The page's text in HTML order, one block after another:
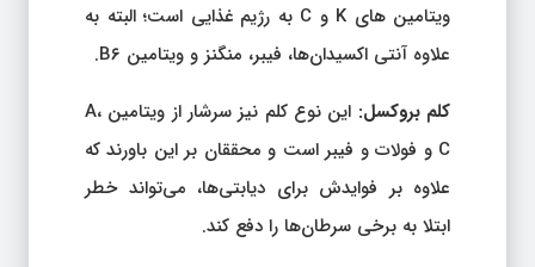
ویتامین های K و C به رژیم غذایی است؛ البته به
علاوه آنتی اکسیدان‌ها، فیبر، منگنز و ویتامین B۶.
کلم بروکسل:
این نوع کلم نیز سرشار از ویتامین A،
C و فولات و فیبر است و محققان بر این باورند که
علاوه بر فوایدش برای دیابتی‌ها، می‌تواند خطر
ابتلا به برخی سرطان‌ها را دفع کند.